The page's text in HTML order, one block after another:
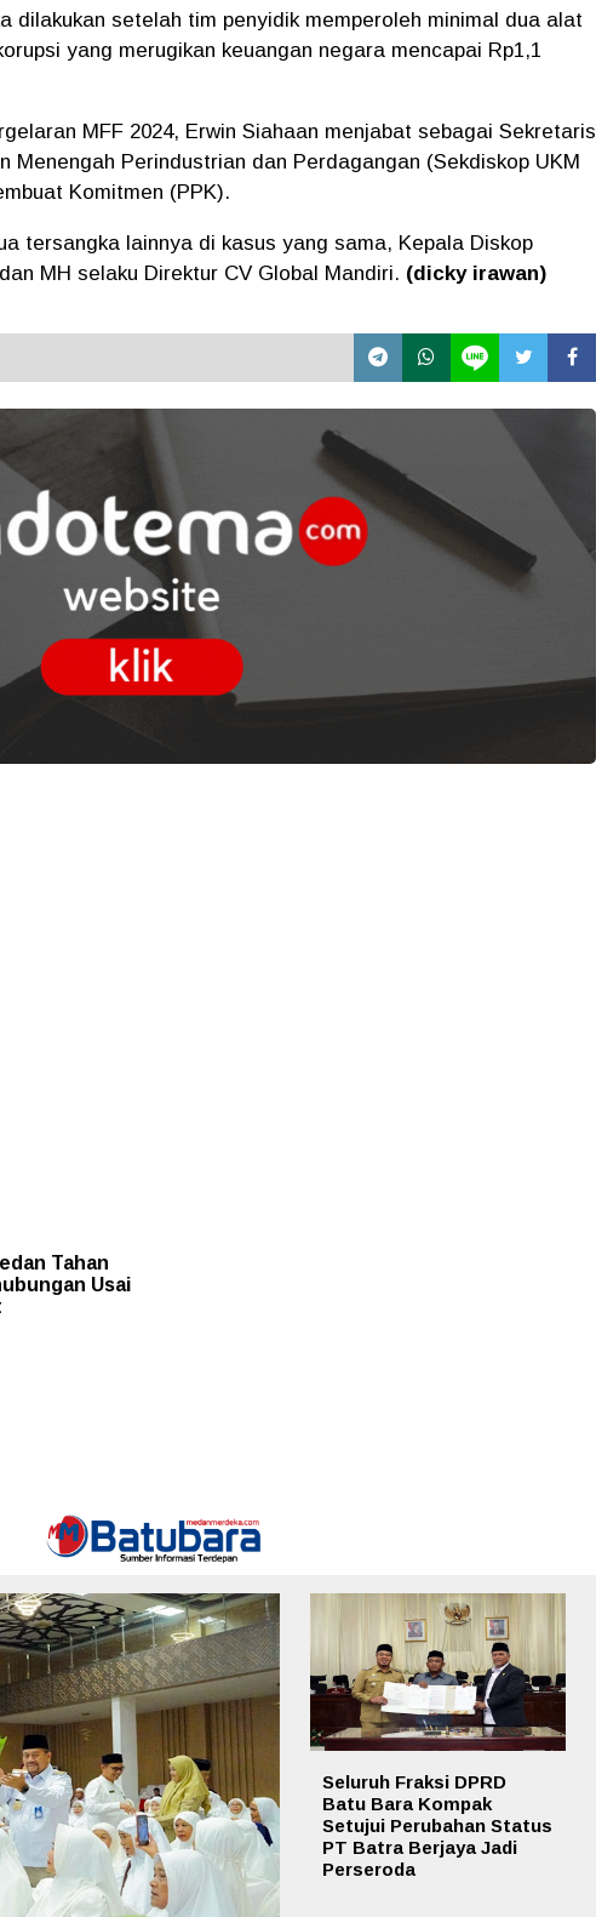
dilakukan setelah tim penyidik memperoleh minimal dua alat
yang merugikan keuangan negara mencapai Rp1,1
MFF 2024, Erwin Siahaan menjabat sebagai Sekretaris
Menengah Perindustrian dan Perdagangan (Sekdiskop UKM
Komitmen (PPK).
tersangka lainnya di kasus yang sama, Kepala Diskop
MH selaku Direktur CV Global Mandiri. (dicky irawan)
Tahan
Usai
Seluruh Fraksi DPRD
Batu Bara Kompak
Setujui Perubahan Status
PT Batra Berjaya Jadi
Perseroda